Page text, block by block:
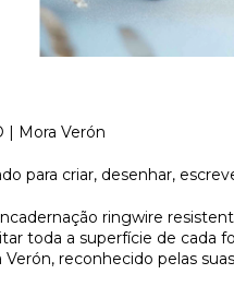
| Mora Verón
para criar, desenhar,
ringwire
toda a superfície de cada
Verón, reconhecido pelas